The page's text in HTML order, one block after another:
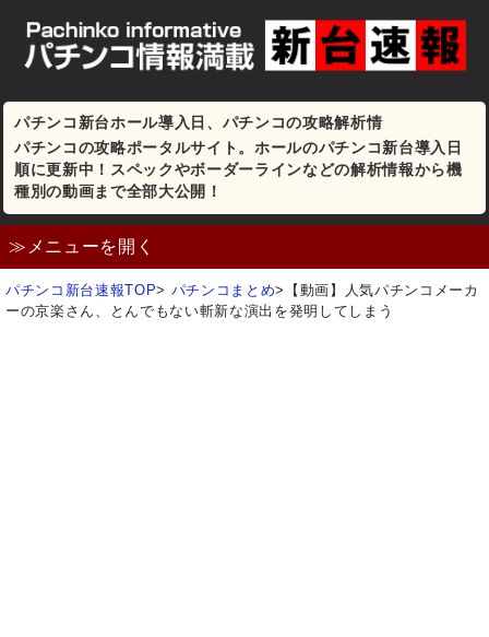
パチンコ新台ホール導入日、パチンコの攻略解析情
パチンコの攻略ポータルサイト。ホールのパチンコ新台導入日
順に更新中！スペックやボーダーラインなどの解析情報から機
種別の動画まで全部大公開！
≫メニューを開く
パチンコ新台速報TOP> パチンコまとめ>
【動画】人気パチンコメーカ
ーの京楽さん、とんでもない斬新な演出を発明してしまう